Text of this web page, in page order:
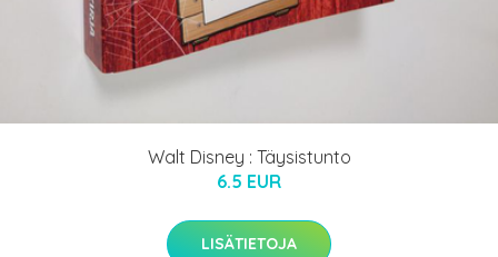
Walt Disney : Täysistunto
6.5 EUR
LISÄTIETOJA